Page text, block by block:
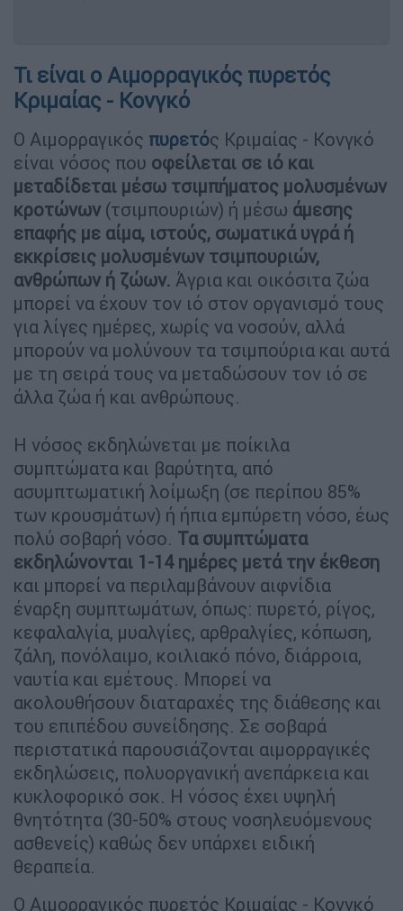
Τι είναι ο Αιμορραγικός πυρετός
Κριμαίας - Κονγκό
Ο Αιμορραγικός πυρετός Κριμαίας - Κονγκό
είναι νόσος που οφείλεται σε ιό και
μεταδίδεται μέσω τσιμπήματος μολυσμένων
κροτώνων (τσιμπουριών) ή μέσω άμεσης
επαφής με αίμα, ιστούς, σωματικά υγρά ή
εκκρίσεις μολυσμένων τσιμπουριών,
ανθρώπων ή ζώων. Άγρια και οικόσιτα ζώα
μπορεί να έχουν τον ιό στον οργανισμό τους
για λίγες ημέρες, χωρίς να νοσούν, αλλά
μπορούν να μολύνουν τα τσιμπούρια και αυτά
με τη σειρά τους να μεταδώσουν τον ιό σε
άλλα ζώα ή και ανθρώπους.
Η νόσος εκδηλώνεται με ποίκιλα
συμπτώματα και βαρύτητα, από
ασυμπτωματική λοίμωξη (σε περίπου 85%
των κρουσμάτων) ή ήπια εμπύρετη νόσο, έως
πολύ σοβαρή νόσο. Τα συμπτώματα
εκδηλώνονται 1-14 ημέρες μετά την έκθεση
και μπορεί να περιλαμβάνουν αιφνίδια
έναρξη συμπτωμάτων, όπως: πυρετό, ρίγος,
κεφαλαλγία, μυαλγίες, αρθραλγίες, κόπωση,
ζάλη, πονόλαιμο, κοιλιακό πόνο, διάρροια,
ναυτία και εμέτους. Μπορεί να
ακολουθήσουν διαταραχές της διάθεσης και
του επιπέδου συνείδησης. Σε σοβαρά
περιστατικά παρουσιάζονται αιμορραγικές
εκδηλώσεις, πολυοργανική ανεπάρκεια και
κυκλοφορικό σοκ. Η νόσος έχει υψηλή
θνητότητα (30-50% στους νοσηλευόμενους
ασθενείς) καθώς δεν υπάρχει ειδική
θεραπεία.
Ο Αιμορραγικός πυρετός Κριμαίας - Κονγκό